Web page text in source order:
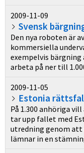
2009-11-09
Svensk
Den nya roboten är
kommersiella
exempelvis
arbeta på ner till
2009-11-05
Estonia
På 1.300 anhöriga
tar upp fallet med
utredning genom att
lämnar in en